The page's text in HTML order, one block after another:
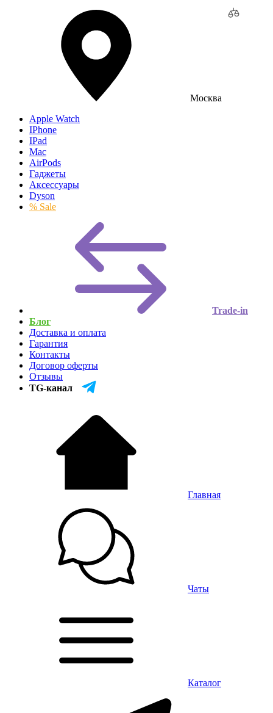
Москва
Apple Watch
IPhone
IPad
Mac
AirPods
Гаджеты
Аксессуары
Dyson
% Sale
Trade-in
Блог
Доставка и оплата
Гарантия
Контакты
Договор оферты
Отзывы
TG-канал
Главная
Чаты
Каталог